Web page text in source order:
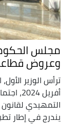
مجلس
وعروض
أفريل
التمهيدي لقانون
يندرج في إطار